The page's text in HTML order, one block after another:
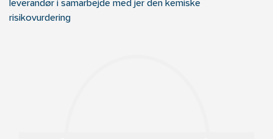
leverandør i samarbejde med jer den kemiske
risikovurdering